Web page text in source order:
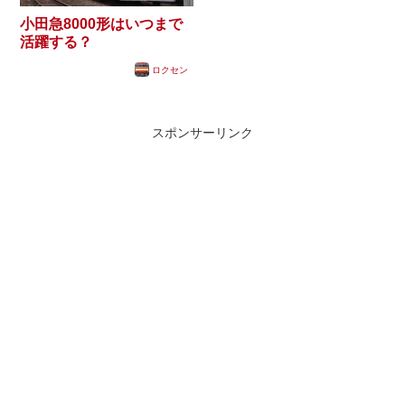
小田急8000形はいつまで
活躍する？
ロクセン
スポンサーリンク